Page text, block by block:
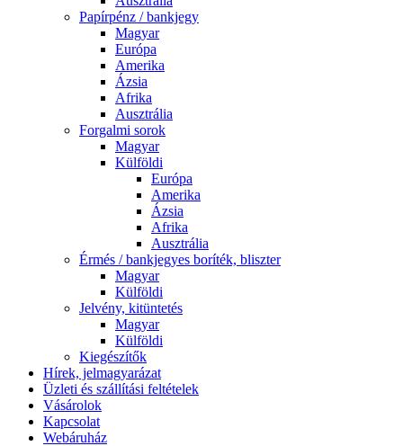
Papírpénz / bankjegy
Magyar
Európa
Amerika
Ázsia
Afrika
Ausztrália
Forgalmi sorok
Magyar
Külföldi
Európa
Amerika
Ázsia
Afrika
Ausztrália
Érmés / bankjegyes boríték, bliszter
Magyar
Külföldi
Jelvény, kitüntetés
Magyar
Külföldi
Kiegészítők
Hírek, jelmagyarázat
Üzleti és szállítási feltételek
Vásárolok
Kapcsolat
Webáruház